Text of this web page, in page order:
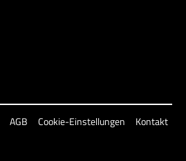
AGB Cookie-Einstellungen Kontakt